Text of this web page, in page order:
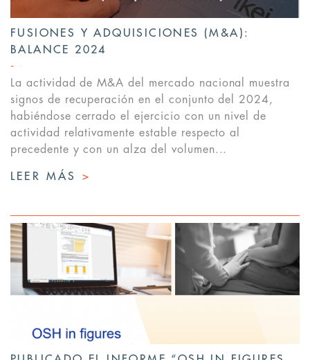
FUSIONES Y ADQUISICIONES (M&A):
BALANCE 2024
La actividad de M&A del mercado nacional muestra
signos de recuperación en el conjunto del 2024,
habiéndose cerrado el ejercicio con un nivel de
actividad relativamente estable respecto al
precedente y con un alza del volumen...
LEER MÁS >